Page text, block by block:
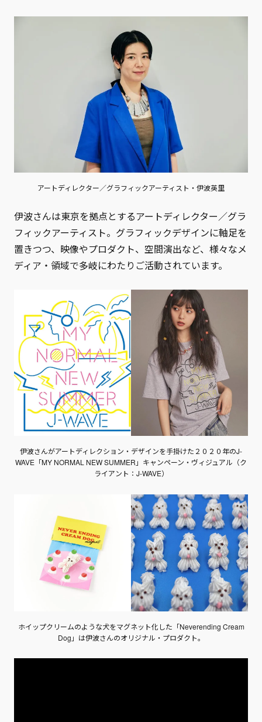
アートディレクター／グラフィックアーティスト・伊波英里
伊波さんは東京を拠点とするアートディレクター／グラ
フィックアーティスト。グラフィックデザインに軸足を
置きつつ、映像やプロダクト、空間演出など、様々なメ
ディア・領域で多岐にわたりご活動されています。
伊波さんがアートディレクション・デザインを手掛けた２０２０年のJ-
WAVE「MY NORMAL NEW SUMMER」キャンペーン・ヴィジュアル（ク
ライアント：J-WAVE）
ホイップクリームのような犬をマグネット化した「Neverending Cream
Dog」は伊波さんのオリジナル・プロダクト。